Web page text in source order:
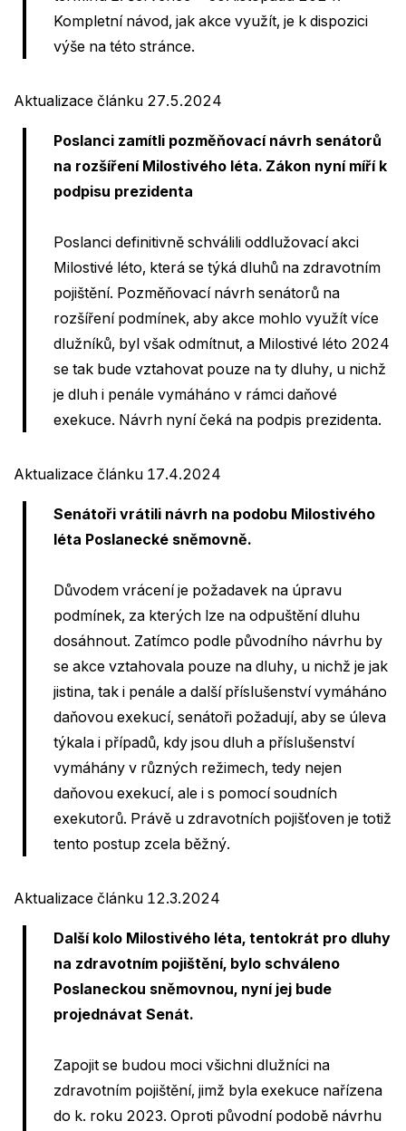
Kompletní návod, jak akce využít, je k dispozici
výše na této stránce.
Aktualizace článku 27.5.2024
Poslanci zamítli pozměňovací návrh senátorů
na rozšíření Milostivého léta. Zákon nyní míří k
podpisu prezidenta
Poslanci definitivně schválili oddlužovací akci
Milostivé léto, která se týká dluhů na zdravotním
pojištění. Pozměňovací návrh senátorů na
rozšíření podmínek, aby akce mohlo využít více
dlužníků, byl však odmítnut, a Milostivé léto 2024
se tak bude vztahovat pouze na ty dluhy, u nichž
je dluh i penále vymáháno v rámci daňové
exekuce. Návrh nyní čeká na podpis prezidenta.
Aktualizace článku 17.4.2024
Senátoři vrátili návrh na podobu Milostivého
léta Poslanecké sněmovně.
Důvodem vrácení je požadavek na úpravu
podmínek, za kterých lze na odpuštění dluhu
dosáhnout. Zatímco podle původního návrhu by
se akce vztahovala pouze na dluhy, u nichž je jak
jistina, tak i penále a další příslušenství vymáháno
daňovou exekucí, senátoři požadují, aby se úleva
týkala i případů, kdy jsou dluh a příslušenství
vymáhány v různých režimech, tedy nejen
daňovou exekucí, ale i s pomocí soudních
exekutorů. Právě u zdravotních pojišťoven je totiž
tento postup zcela běžný.
Aktualizace článku 12.3.2024
Další kolo Milostivého léta, tentokrát pro dluhy
na zdravotním pojištění, bylo schváleno
Poslaneckou sněmovnou, nyní jej bude
projednávat Senát.
Zapojit se budou moci všichni dlužníci na
zdravotním pojištění, jimž byla exekuce nařízena
do k. roku 2023. Oproti původní podobě návrhu